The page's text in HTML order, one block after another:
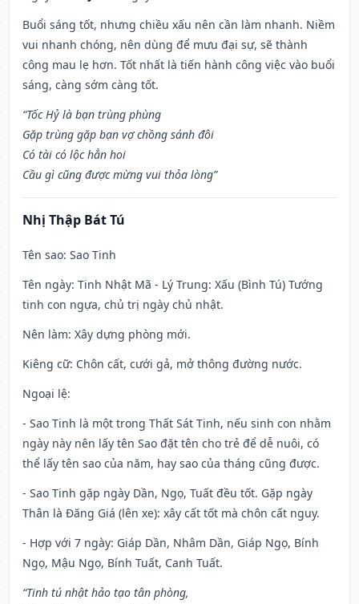
Buổi sáng tốt, nhưng chiều xấu nên cần làm nhanh. Niềm
vui nhanh chóng, nên dùng để mưu đại sự, sẽ thành
công mau lẹ hơn. Tốt nhất là tiến hành công việc vào buổi
sáng, càng sớm càng tốt.
“Tốc Hỷ là bạn trùng phùng
Gặp trùng gặp bạn vợ chồng sánh đôi
Có tài có lộc hẳn hoi
Cầu gì cũng được mừng vui thỏa lòng”
Nhị Thập Bát Tú
Tên sao: Sao Tinh
Tên ngày: Tinh Nhật Mã - Lý Trung: Xấu (Bình Tú) Tướng
tinh con ngựa, chủ trị ngày chủ nhật.
Nên làm: Xây dựng phòng mới.
Kiêng cữ: Chôn cất, cưới gả, mở thông đường nước.
Ngoại lệ:
- Sao Tinh là một trong Thất Sát Tinh, nếu sinh con nhằm
ngày này nên lấy tên Sao đặt tên cho trẻ để dễ nuôi, có
thể lấy tên sao của năm, hay sao của tháng cũng được.
- Sao Tinh gặp ngày Dần, Ngọ, Tuất đều tốt. Gặp ngày
Thân là Đăng Giá (lên xe): xây cất tốt mà chôn cất nguy.
- Hợp với 7 ngày: Giáp Dần, Nhâm Dần, Giáp Ngọ, Bính
Ngọ, Mậu Ngọ, Bính Tuất, Canh Tuất.
“Tinh tú nhật hảo tạo tân phòng,